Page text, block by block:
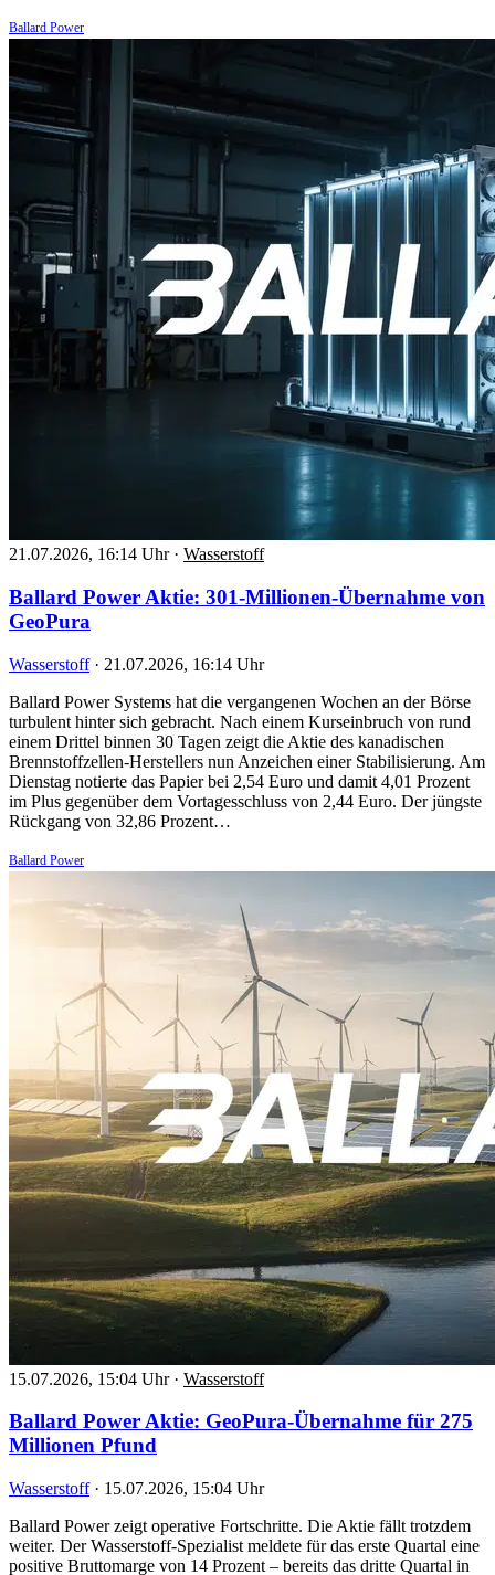
Ballard Power
21.07.2026, 16:14 Uhr · Wasserstoff
Ballard Power Aktie: 301-Millionen-Übernahme von
GeoPura
Wasserstoff · 21.07.2026, 16:14 Uhr
Ballard Power Systems hat die vergangenen Wochen an der Börse
turbulent hinter sich gebracht. Nach einem Kurseinbruch von rund
einem Drittel binnen 30 Tagen zeigt die Aktie des kanadischen
Brennstoffzellen-Herstellers nun Anzeichen einer Stabilisierung. Am
Dienstag notierte das Papier bei 2,54 Euro und damit 4,01 Prozent
im Plus gegenüber dem Vortagesschluss von 2,44 Euro. Der jüngste
Rückgang von 32,86 Prozent…
Ballard Power
15.07.2026, 15:04 Uhr · Wasserstoff
Ballard Power Aktie: GeoPura-Übernahme für 275
Millionen Pfund
Wasserstoff · 15.07.2026, 15:04 Uhr
Ballard Power zeigt operative Fortschritte. Die Aktie fällt trotzdem
weiter. Der Wasserstoff-Spezialist meldete für das erste Quartal eine
positive Bruttomarge von 14 Prozent – bereits das dritte Quartal in